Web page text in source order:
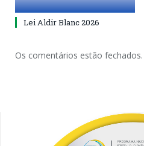
Lei Aldir Blanc 2026
Os comentários estão fechados.